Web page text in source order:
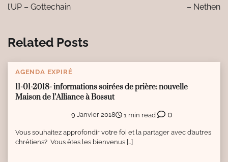
l’article
l’UP – Gottechain
– Nethen
Related Posts
AGENDA EXPIRÉ
11-01-2018- informations soirées de prière: nouvelle
Maison de l’Alliance à Bossut
9 Janvier 2018 1 min read 0
Vous souhaitez approfondir votre foi et la partager avec d’autres
chrétiens? Vous êtes les bienvenus […]